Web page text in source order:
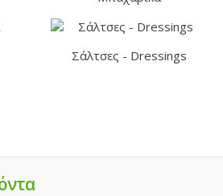
Σάλτσες - Dressings